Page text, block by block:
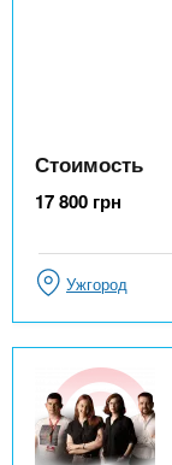
Стоимость
17 800 грн
Ужгород